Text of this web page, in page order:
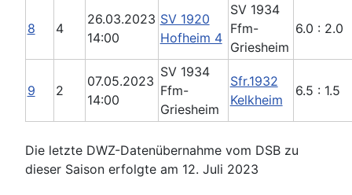
8 4
26.03.2023
14:00
SV 1920
Hofheim 4
SV 1934
Ffm-
Griesheim
6.0 : 2.0
9 2
07.05.2023
14:00
SV 1934
Ffm-
Griesheim
Sfr.1932
Kelkheim
6.5 : 1.5
Die letzte DWZ-Datenübernahme vom DSB zu
dieser Saison erfolgte am 12. Juli 2023